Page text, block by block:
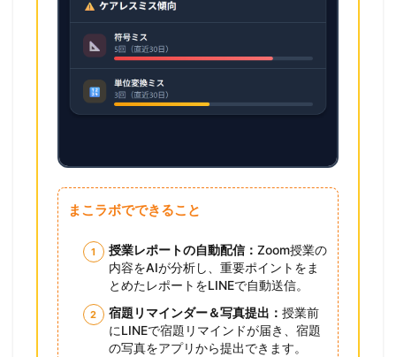
まこラボでできること
授業レポートの自動配信：Zoom授業の
内容をAIが分析し、重要ポイントをま
とめたレポートをLINEで自動送信。
宿題リマインダー＆写真提出：授業前
にLINEで宿題リマインドが届き、宿題
の写真をアプリから提出できます。